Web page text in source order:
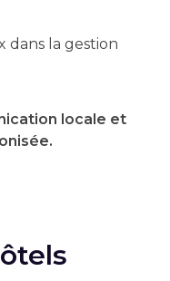
dans la gestion
locale et